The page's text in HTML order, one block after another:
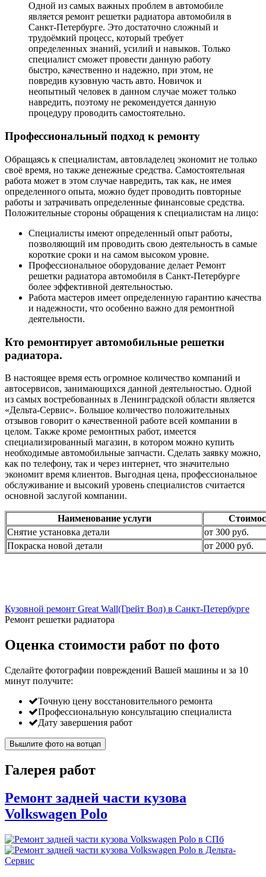
Одной из самых важных проблем в автомобиле
является ремонт решетки радиатора автомобиля в
Санкт-Петербурге. Это достаточно сложный и
трудоёмкий процесс, который требует
определенных знаний, усилий и навыков. Только
специалист сможет провести данную работу
быстро, качественно и надежно, при этом, не
повредив кузовную часть авто. Новичок и
неопытный человек в данном случае может только
навредить, поэтому не рекомендуется данную
процедуру проводить самостоятельно.
Профессиональный подход к ремонту
Обращаясь к специалистам, автовладелец экономит не только
своё время, но также денежные средства. Самостоятельная
работа может в этом случае навредить, так как, не имея
определенного опыта, можно будет проводить повторные
работы и затрачивать определенные финансовые средства.
Положительные стороны обращения к специалистам на лицо:
Специалисты имеют определенный опыт работы,
позволяющий им проводить свою деятельность в самые
короткие сроки и на самом высоком уровне.
Профессиональное оборудование делает Ремонт
решетки радиатора автомобиля в Санкт-Петербурге
более эффективной деятельностью.
Работа мастеров имеет определенную гарантию качества
и надежности, что особенно важно для ремонтной
деятельности.
Кто ремонтирует автомобильные решетки
радиатора.
В настоящее время есть огромное количество компаний и
автосервисов, занимающихся данной деятельностью. Одной
из самых востребованных в Ленинградской области является
«Дельта-Сервис». Большое количество положительных
отзывов говорит о качественной работе всей компании в
целом. Также кроме ремонтных работ, имеется
специализированный магазин, в котором можно купить
необходимые автомобильные запчасти. Сделать заявку можно,
как по телефону, так и через интернет, что значительно
экономит время клиентов. Выгодная цена, профессиональное
обслуживание и высокий уровень специалистов считается
основной заслугой компании.
Наименование услуги
Снятие установка детали
от 300 руб.
Покраска новой детали
от 2000 руб.
Кузовной ремонт Great Wall(Грейт Вол) в Санкт-Петербурге
Ремонт решетки радиатора
Оценка стоимости работ по фото
Сделайте фотографии повреждений Вашей машины и за 10
минут получите:
Точную цену восстановительного ремонта
Профессиональную консультацию специалиста
Дату завершения работ
Вышлите фото на вотцап
Галерея работ
Ремонт задней части кузова
Volkswagen Polo